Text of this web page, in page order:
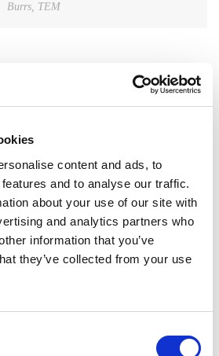
content and ads, to
and to analyse our traffic.
about your use of our site with
and analytics partners who
information that you’ve
they’ve collected from your use
Burrs, TEM
FAKTOR FÜR DIE